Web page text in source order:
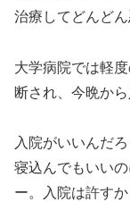
治療してどんど
大学病院では軽
断され、今晩か
入院がいいんだ
寝込んでもいい
ー。入院は許す